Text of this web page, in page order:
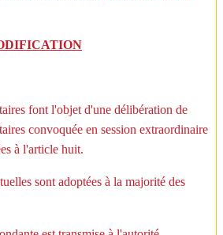
font l'objet d'une délibération de
convoquée en session extraordinaire
à l'article huit.
sont adoptées à la majorité des